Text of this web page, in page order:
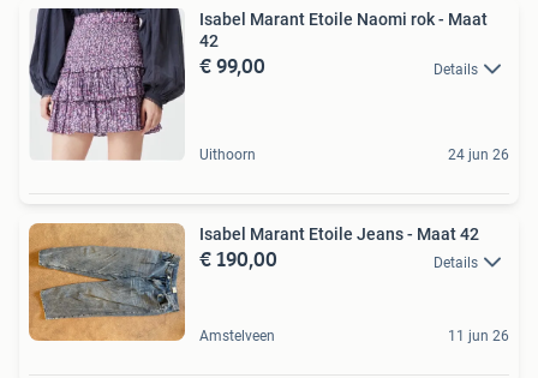
Isabel Marant Etoile Naomi rok - Maat
42
€ 99,00 Details
Uithoorn 24 jun 26
Isabel Marant Etoile Jeans - Maat 42
€ 190,00 Details
Amstelveen 11 jun 26